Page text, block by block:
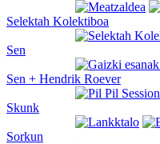
Selektah Kolektiboa
Sen
Sen + Hendrik Roever
Skunk
Sorkun